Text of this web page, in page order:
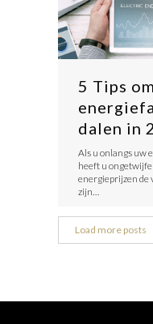
5 Tips
dalen in
Als u onlangs uw
heeft u
energieprijzen de
zijn…
Load more posts